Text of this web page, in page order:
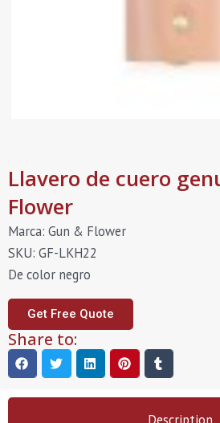
Llavero de cuero
Flower
Marca: Gun & Flower
SKU: GF-LKH22
De color negro
Get Free Quote
Share to: